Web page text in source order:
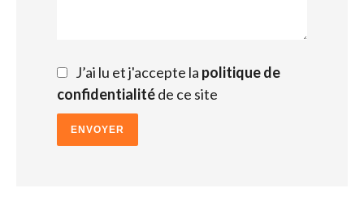
J’ai lu et j'accepte la politique de
confidentialitéde ce site
ENVOYER